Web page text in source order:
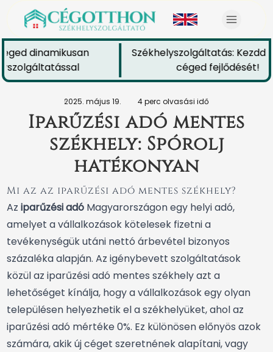
dinamikusan
Székhelyszolgáltatás: Kezdd
céged fejlődését!
2025. május 19. 4 perc olvasási idő
Iparűzési adó mentes
székhely: Spórolj
hatékonyan
Mi az az iparűzési adó mentes székhely?
Az iparűzési adó Magyarországon egy helyi adó,
amelyet a vállalkozások kötelesek fizetni a
tevékenységük utáni nettó árbevétel bizonyos
százaléka alapján. Az igénybevett szolgáltatások
közül az iparűzési adó mentes székhely azt a
lehetőséget kínálja, hogy a vállalkozások egy olyan
településen helyezhetik el a székhelyüket, ahol az
iparűzési adó mértéke 0%. Ez különösen előnyös azok
számára, akik új céget szeretnének alapítani, vagy